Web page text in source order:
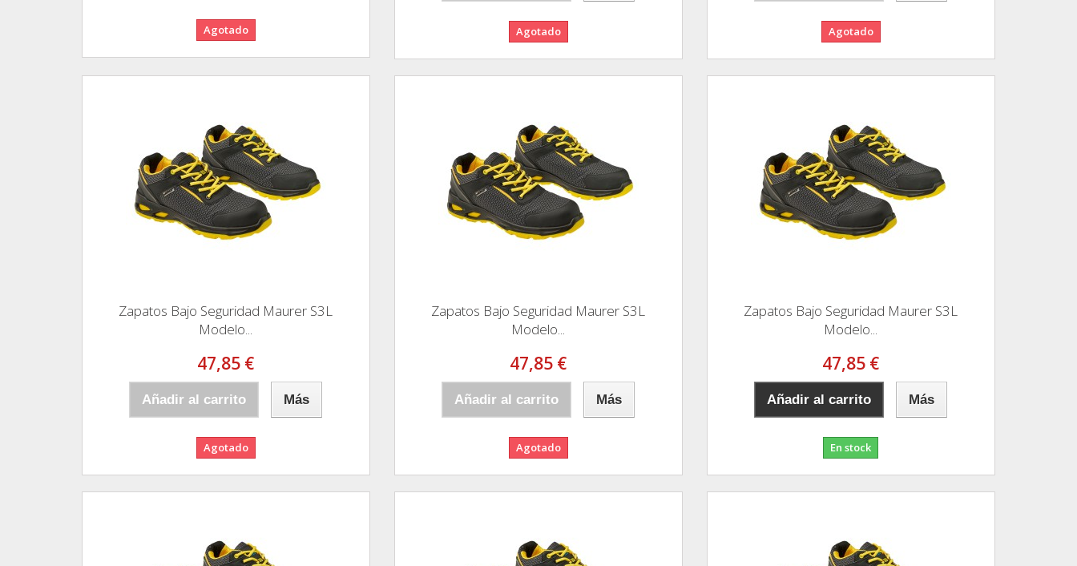
Agotado Agotado Agotado
Zapatos Bajo Seguridad Maurer S3L
Modelo...
47,85 €
Añadir al carrito Más
Agotado
Zapatos Bajo Seguridad Maurer S3L
Modelo...
47,85 €
Añadir al carrito Más
Agotado
Zapatos Bajo Seguridad Maurer S3L
Modelo...
47,85 €
Añadir al carrito Más
En stock